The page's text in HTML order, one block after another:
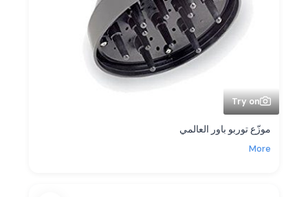
Try on
موزّع توربو باور العالمي
More